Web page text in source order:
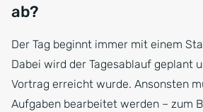
ab?
Der Tag beginnt immer mit einem
Dabei wird der Tagesablauf geplant
Vortrag erreicht wurde. Ansonsten
Aufgaben bearbeitet werden – zum